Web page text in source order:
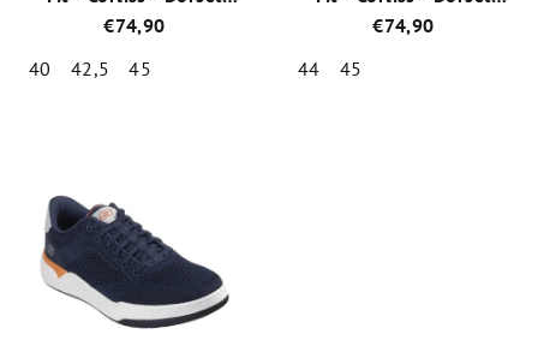
210793/WHT
€74,90
40
42,5
45
z
5
hviezdičiek.
210793/TPE
€74,90
44
45